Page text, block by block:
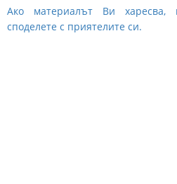
Ако материалът Ви харесва,
споделете с приятелите си.